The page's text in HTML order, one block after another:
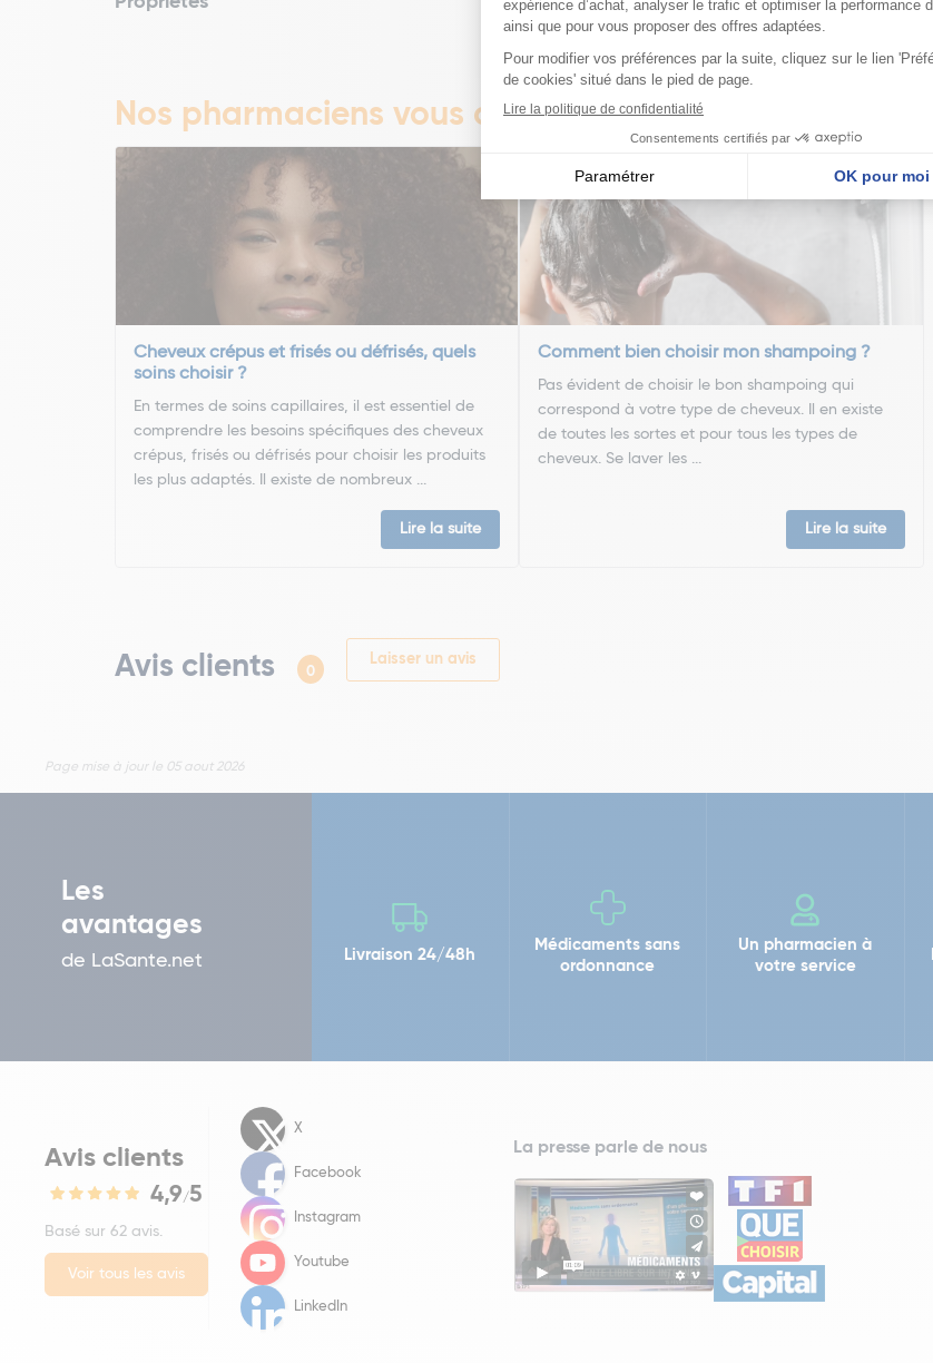
Nos pharmaciens vous conseillent
Cheveux crépus et frisés ou défrisés, quels
soins choisir ?
En termes de soins capillaires, il est essentiel de
comprendre les besoins spécifiques des cheveux
crépus, frisés ou défrisés pour choisir les produits
les plus adaptés. Il existe de nombreux ...
Lire la suite
Comment bien choisir mon shampoing ?
Pas évident de choisir le bon shampoing qui
correspond à votre type de cheveux. Il en existe
de toutes les sortes et pour tous les types de
cheveux. Se laver les ...
Lire la suite
Avis clients 0
Laisser un avis
Page mise à jour le 05 aout 2026
Les
avantages
de LaSante.net Livraison 24/48h
Médicaments sans
ordonnance
Un pharmacien à
votre service
Avis clients
4,9/5
Basé sur 62 avis.
Voir tous les avis
X
Facebook
Instagram
Youtube
LinkedIn
La presse parle de nous